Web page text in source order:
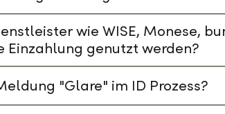
wie WISE, Monese,
Einzahlung genutzt werden?
"Glare" im ID Prozess?